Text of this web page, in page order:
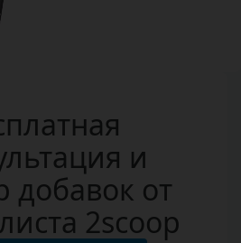
и
добавок от
2scoop